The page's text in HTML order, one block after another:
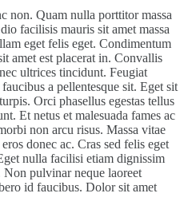
non. Quam nulla porttitor massa
facilisis mauris sit amet massa
eget felis eget. Condimentum
amet est placerat in. Convallis
ultrices tincidunt. Feugiat
a pellentesque sit. Eget sit
Orci phasellus egestas tellus
Et netus et malesuada fames ac
non arcu risus. Massa vitae
donec ac. Cras sed felis eget
nulla facilisi etiam dignissim
pulvinar neque laoreet
id faucibus. Dolor sit amet